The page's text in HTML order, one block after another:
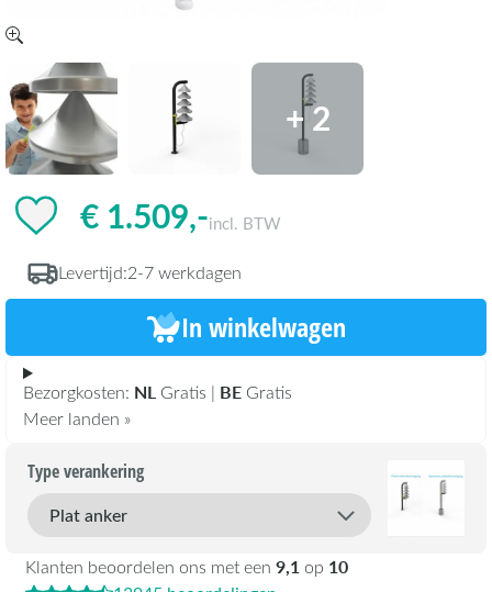
+ 2
€ 1.509,-incl. BTW
Levertijd:2-7 werkdagen
In winkelwagen
Bezorgkosten: NL Gratis | BE Gratis
Meer landen »
Klanten beoordelen ons met een 9,1 op 10
Type verankering